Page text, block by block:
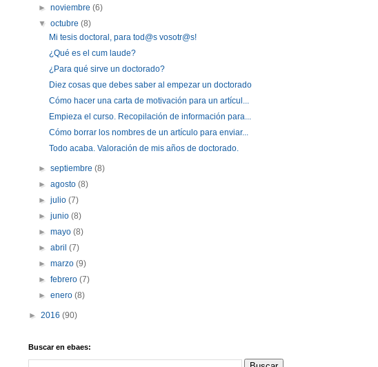
►noviembre(6)
▼octubre(8)
Mi tesis doctoral, para tod@s vosotr@s!
¿Qué es el cum laude?
¿Para qué sirve un doctorado?
Diez cosas que debes saber al empezar un doctorado
Cómo hacer una carta de motivación para un artícul...
Empieza el curso. Recopilación de información para...
Cómo borrar los nombres de un artículo para enviar...
Todo acaba. Valoración de mis años de doctorado.
►septiembre(8)
►agosto(8)
►julio(7)
►junio(8)
►mayo(8)
►abril(7)
►marzo(9)
►febrero(7)
►enero(8)
► 2016 (90)
Buscar en ebaes: